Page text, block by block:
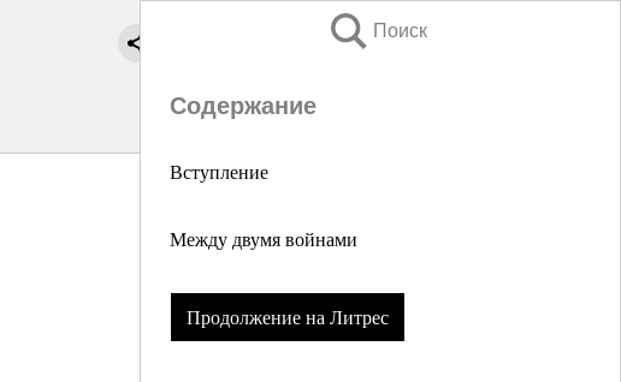
Поиск
Содержание
Вступление
Между двумя войнами
Продолжение на Литрес